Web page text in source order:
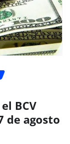
BCV
de agosto